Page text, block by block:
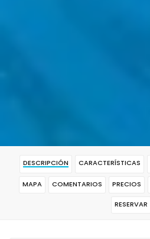
DESCRIPCIÓN CARACTERÍSTICAS
MAPA COMENTARIOS PRECIOS
RESERVAR